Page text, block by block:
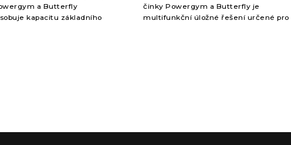
a Butterfly
kapacitu základního
činky Powergym a Butterfly je
multifunkční úložné řešení určené pro